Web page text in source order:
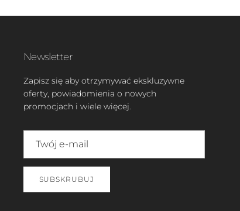
Newsletter
Zapisz się aby otrzymywać ekskluzywne
oferty, powiadomienia o nowych
promocjach i wiele więcej.
SUBSKRUBUJ